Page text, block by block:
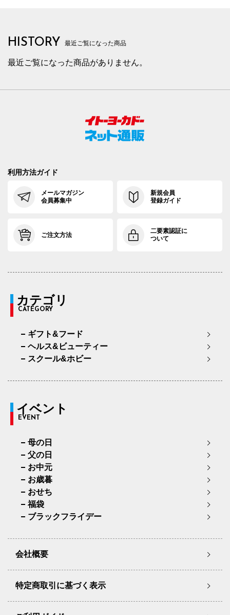
HISTORY 最近ご覧になった商品
最近ご覧になった商品がありません。
利用方法ガイド
メールマガジン
会員募集中
新規会員
登録ガイド
ご注文方法
二要素認証に
ついて
カテゴリ
CATEGORY
ギフト&フード
ヘルス&ビューティー
スクール&ホビー
イベント
EVENT
母の日
父の日
お中元
お歳暮
おせち
福袋
ブラックフライデー
会社概要
特定商取引に基づく表示